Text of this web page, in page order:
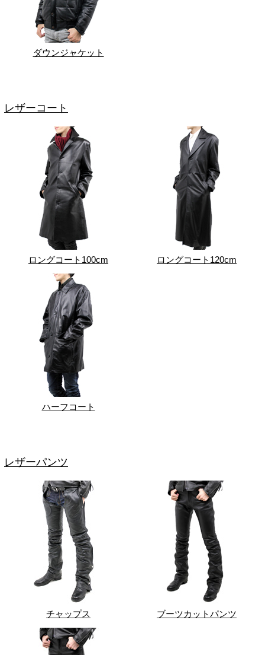
ダウンジャケット
レザーコート
ロングコート100cm ロングコート120cm
ハーフコート
レザーパンツ
チャップス ブーツカットパンツ